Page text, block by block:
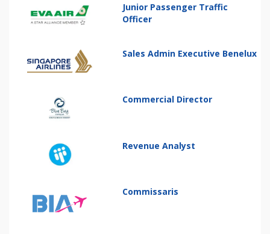
Junior Passenger Traffic
Officer
Sales Admin Executive Benelux
Commercial Director
Revenue Analyst
Commissaris